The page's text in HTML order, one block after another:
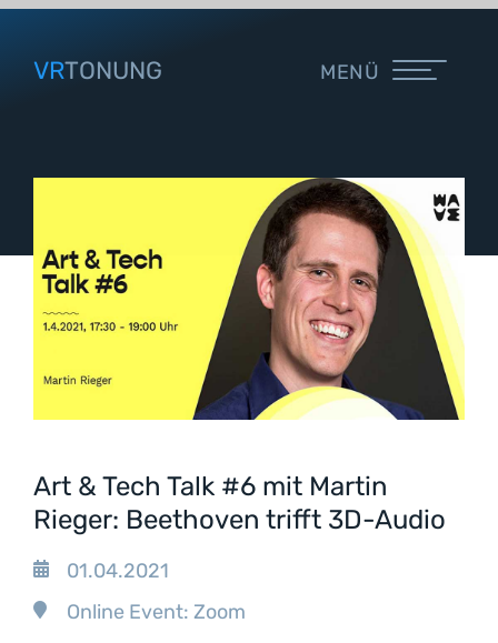
VRTONUNG MENÜ
Art & Tech Talk #6 mit Martin
Rieger: Beethoven trifft 3D-Audio
01.04.2021
Online Event: Zoom